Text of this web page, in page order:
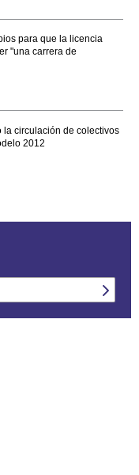
para que la licencia
"una carrera de
la circulación de colectivos
2012